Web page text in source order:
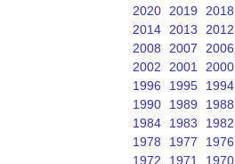
2020
2019 2018
2014
2013 2012
2008
2007 2006
2002
2001 2000
1996
1995 1994
1990
1989 1988
1984
1983 1982
1978
1977 1976
1972
1971 1970